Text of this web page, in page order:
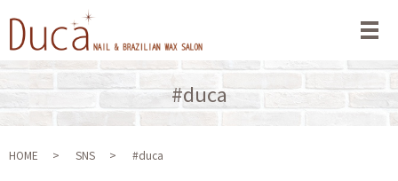
メ
#duca
HOME SNS #duca